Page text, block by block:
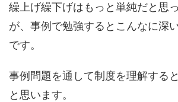
繰上げ繰下げはもっと単純だと思
が、事例で勉強するとこんなに深
です。
事例問題を通して制度を理解する
と思います。